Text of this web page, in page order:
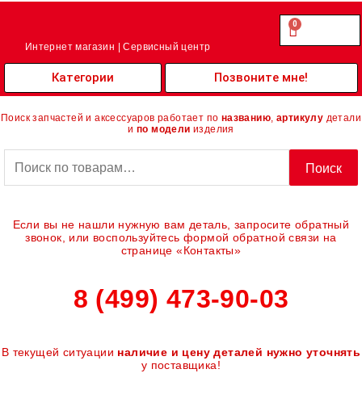
Перейти
Интернет магазин | Сервисный центр
0.00
0
Cart
Категории Позвоните мне!
Поиск запчастей и аксессуаров работает по названию артикулу детали
и по модели изделия
Поиск
Если вы не нашли нужную вам деталь, запросите обратный
звонок, или воспользуйтесь формой обратной связи на
странице «Контакты»
8 (499) 473-90-03
В текущей ситуации наличие и цену деталей нужно уточнять
у поставщика!